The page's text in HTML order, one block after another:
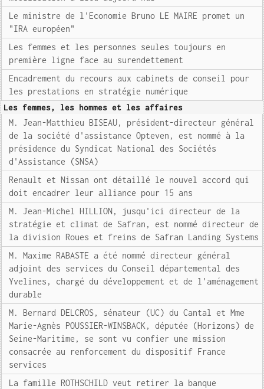
Le ministre de l'Economie Bruno LE MAIRE promet un
"IRA européen"
Les femmes et les personnes seules toujours en
première ligne face au surendettement
Encadrement du recours aux cabinets de conseil pour
les prestations en stratégie numérique
Les femmes, les hommes et les affaires
M. Jean-Matthieu BISEAU, président-directeur général
de la société d'assistance Opteven, est nommé à la
présidence du Syndicat National des Sociétés
d'Assistance (SNSA)
Renault et Nissan ont détaillé le nouvel accord qui
doit encadrer leur alliance pour 15 ans
M. Jean-Michel HILLION, jusqu'ici directeur de la
stratégie et climat de Safran, est nommé directeur de
la division Roues et freins de Safran Landing Systems
M. Maxime RABASTE a été nommé directeur général
adjoint des services du Conseil départemental des
Yvelines, chargé du développement et de l'aménagement
durable
M. Bernard DELCROS, sénateur (UC) du Cantal et Mme
Marie-Agnès POUSSIER-WINSBACK, députée (Horizons) de
Seine-Maritime, se sont vu confier une mission
consacrée au renforcement du dispositif France
services
La famille ROTHSCHILD veut retirer la banque